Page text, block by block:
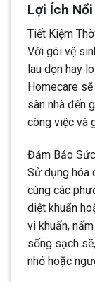
Lợi Ích
Tiết Kiệm
Với gói vệ
lau dọn hay
Homecare
sàn nhà đến
công việc và
Đảm Bảo
Sử dụng hóa
cùng các
diệt khuẩn
vi khuẩn,
sống sạch
nhỏ hoặc